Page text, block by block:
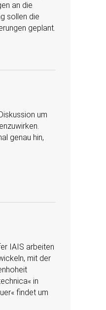
an die
sollen die
geplant.
um
genau hin,
IAIS arbeiten
mit der
in
findet um